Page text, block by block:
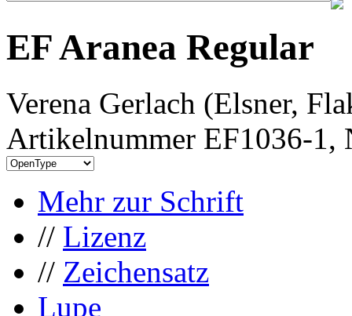
EF Aranea Regular
Verena Gerlach (Elsner,
Artikelnummer EF1036-1,
Mehr zur Schrift
// Lizenz
// Zeichensatz
Lupe